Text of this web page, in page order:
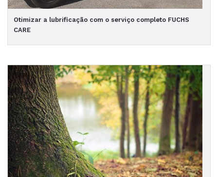
Otimizar a lubrificação com o serviço completo FUCHS
CARE